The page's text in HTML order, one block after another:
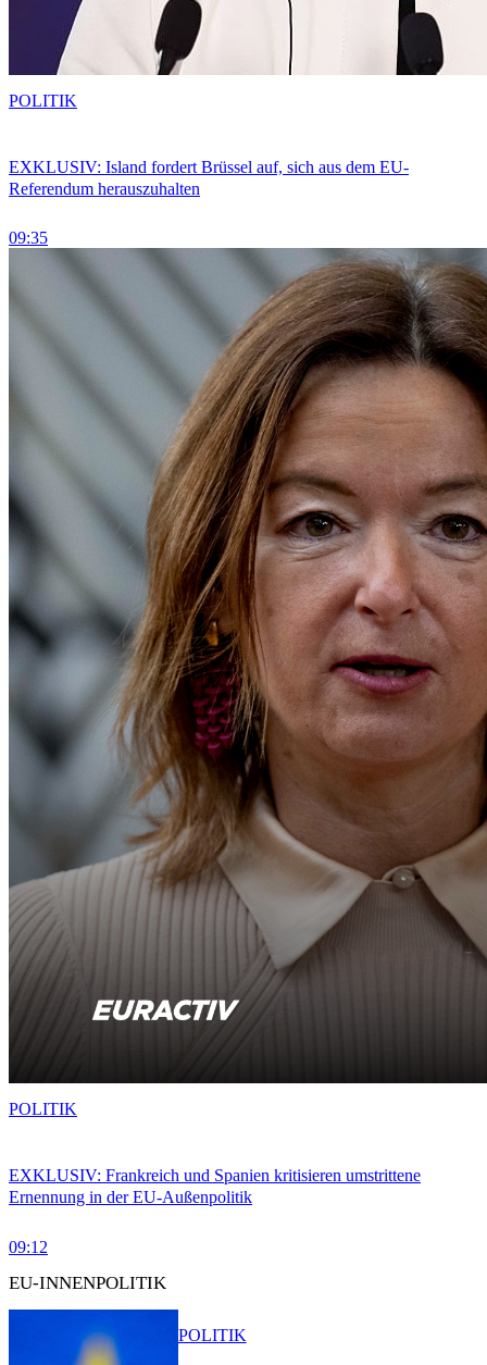
EXKLUSIV: Island fordert Brüssel auf, sich aus dem EU-
Referendum herauszuhalten
09:35
POLITIK
EXKLUSIV: Frankreich und Spanien kritisieren umstrittene
Ernennung in der EU-Außenpolitik
09:12
POLITIK
EU-INNENPOLITIK
POLITIK